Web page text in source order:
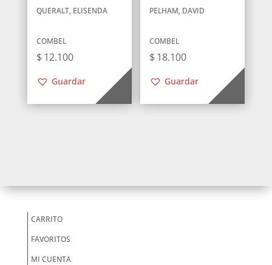
QUERALT, ELISENDA
COMBEL
$ 12.100
Guardar
PELHAM, DAVID
COMBEL
$ 18.100
Guardar
CARRITO
FAVORITOS
MI CUENTA